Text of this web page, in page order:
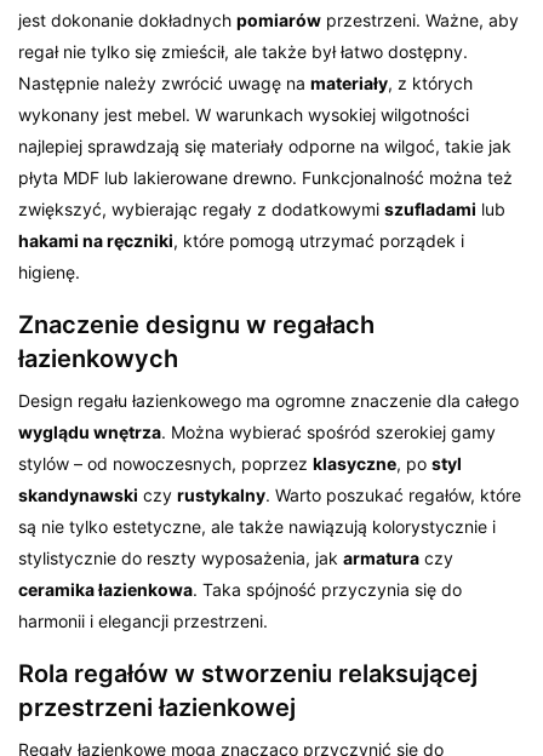
jest dokonanie dokładnychpomiarów przestrzeni. Ważne, aby
regał nie tylko się zmieścił, ale także był łatwo dostępny.
Następnie należy zwrócić uwagę namateriały, z których
wykonany jest mebel. W warunkach wysokiej wilgotności
najlepiej sprawdzają się materiały odporne na wilgoć, takie jak
płyta MDF lub lakierowane drewno. Funkcjonalność można też
zwiększyć, wybierając regały z dodatkowymiszufladami lub
hakami na ręczniki, które pomogą utrzymać porządek i
higienę.
Znaczenie designu w regałach
łazienkowych
Design regału łazienkowego ma ogromne znaczenie dla całego
wyglądu wnętrza. Można wybierać spośród szerokiej gamy
stylów – od nowoczesnych, poprzezklasyczne, postyl
skandynawski czyrustykalny. Warto poszukać regałów, które
są nie tylko estetyczne, ale także nawiązują kolorystycznie i
stylistycznie do reszty wyposażenia, jakarmatura czy
ceramika łazienkowa. Taka spójność przyczynia się do
harmonii i elegancji przestrzeni.
Rola regałów w stworzeniu relaksującej
przestrzeni łazienkowej
Regały łazienkowe mogą znacząco przyczynić się do